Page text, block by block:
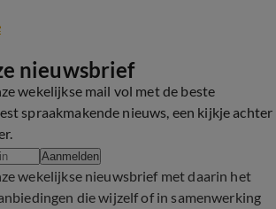
nieuwsbrief
wekelijkse mail vol met de beste
spraakmakende nieuws, een kijkje achter
Aanmelden
wekelijkse nieuwsbrief met daarin het
die wijzelf of in samenwerking